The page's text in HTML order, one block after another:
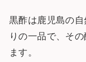
黒酢は鹿児島の
りの一品で、そ
ます。